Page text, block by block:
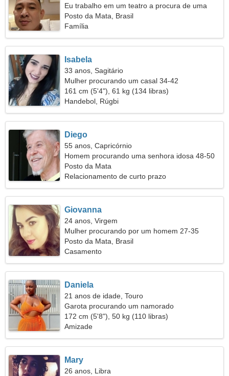
Eu trabalho em um teatro a procura de uma
mulher alegre
Posto da Mata, Brasil
Família
Isabela
33 anos, Sagitário
Mulher procurando um casal 34-42
161 cm (5'4"), 61 kg (134 libras)
Handebol, Rúgbi
Diego
55 anos, Capricórnio
Homem procurando uma senhora idosa 48-50
Posto da Mata
Relacionamento de curto prazo
Giovanna
24 anos, Virgem
Mulher procurando por um homem 27-35
Posto da Mata, Brasil
Casamento
Daniela
21 anos de idade, Touro
Garota procurando um namorado
172 cm (5'8"), 50 kg (110 libras)
Amizade
Mary
26 anos, Libra